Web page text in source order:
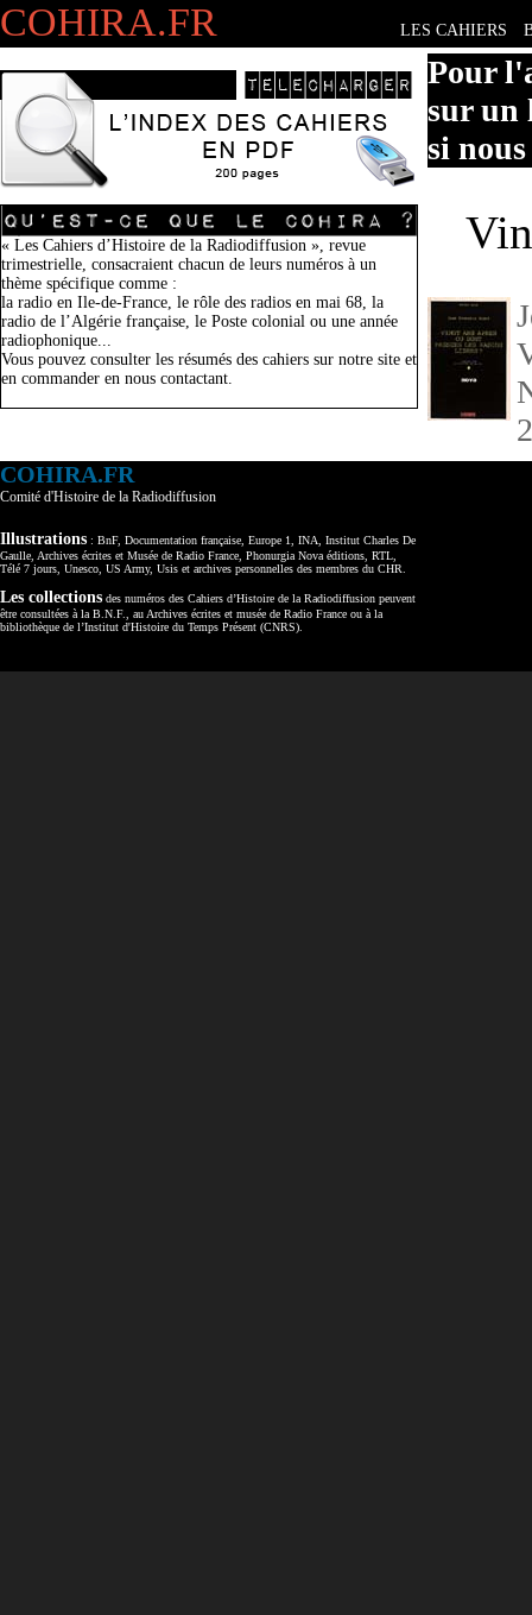
COHIRA.FR LES CAHIERS
« Les Cahiers d’Histoire de la Radiodiffusion », revue
trimestrielle, consacraient chacun de leurs numéros à un
thème spécifique comme :
la radio en Ile-de-France, le rôle des radios en mai 68, la
radio de l’Algérie française, le Poste colonial ou une année
radiophonique...
Vous pouvez consulter les résumés des cahiers sur notre site et
en commander en nous contactant.
Pour
sur un
si
COHIRA.FR
Comité d'Histoire de la Radiodiffusion
Illustrations : BnF, Documentation française, Europe 1, INA, Institut Charles De
Gaulle, Archives écrites et Musée de Radio France, Phonurgia Nova éditions, RTL,
Télé 7 jours, Unesco, US Army, Usis et archives personnelles des membres du CHR.
Les collections des numéros des Cahiers d’Histoire de la Radiodiffusion peuvent
être consultées à la B.N.F., au Archives écrites et musée de Radio France ou à la
bibliothèque de l’Institut d'Histoire du Temps Présent (CNRS).